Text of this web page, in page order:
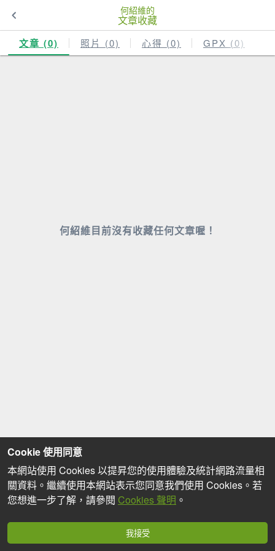
何紹維的
文章收藏
文章 (0) 照片 (0) 心得 (0) GPX (0)
何紹維目前沒有收藏任何文章喔！
Cookie 使用同意
本網站使用 Cookies 以提昇您的使用體驗及統計網路流量相
關資料。繼續使用本網站表示您同意我們使用 Cookies。若
您想進一步了解，請參閱 Cookies 聲明 。
我接受